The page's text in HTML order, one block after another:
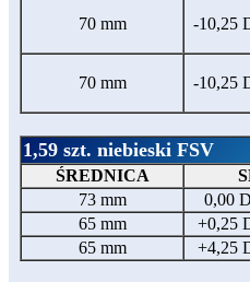
70 mm -10,25
70 mm -10,25
1,59 szt. niebieski FSV
ŚREDNICA
73 mm
0,00
65 mm
+0,25
65 mm
+4,25